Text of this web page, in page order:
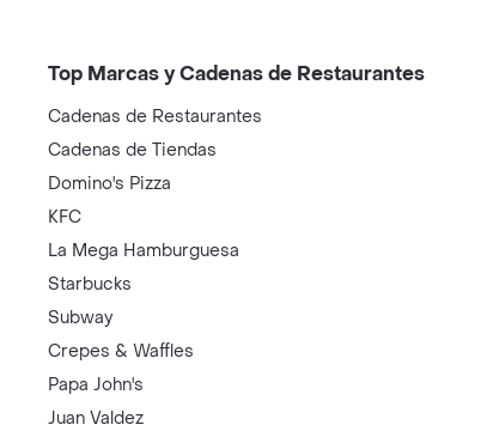
Top Marcas y Cadenas de Restaurantes
Cadenas de Restaurantes
Cadenas de Tiendas
Domino's Pizza
KFC
La Mega Hamburguesa
Starbucks
Subway
Crepes & Waffles
Papa John's
Juan Valdez